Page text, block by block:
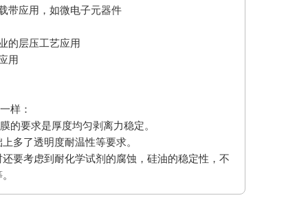
带应用，如微电子元器件
的层压工艺应用
用
样：
的要求是厚度均匀剥离力稳定。
多了透明度耐温性等要求。
要考虑到耐化学试剂的腐蚀，硅油的稳定性，不